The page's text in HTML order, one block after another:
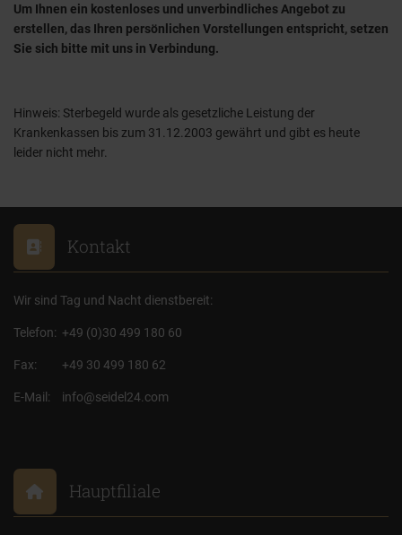
Um Ihnen ein kostenloses und unverbindliches Angebot zu
erstellen, das Ihren persönlichen Vorstellungen entspricht, setzen
Sie sich bitte mit uns in Verbindung.
Hinweis: Sterbegeld wurde als gesetzliche Leistung der
Krankenkassen bis zum 31.12.2003 gewährt und gibt es heute
leider nicht mehr.
Kontakt
Wir sind Tag und Nacht dienstbereit:
Telefon: +49 (0)30 499 180 60
Fax: +49 30 499 180 62
E-Mail: info@seidel24.com
Hauptfiliale